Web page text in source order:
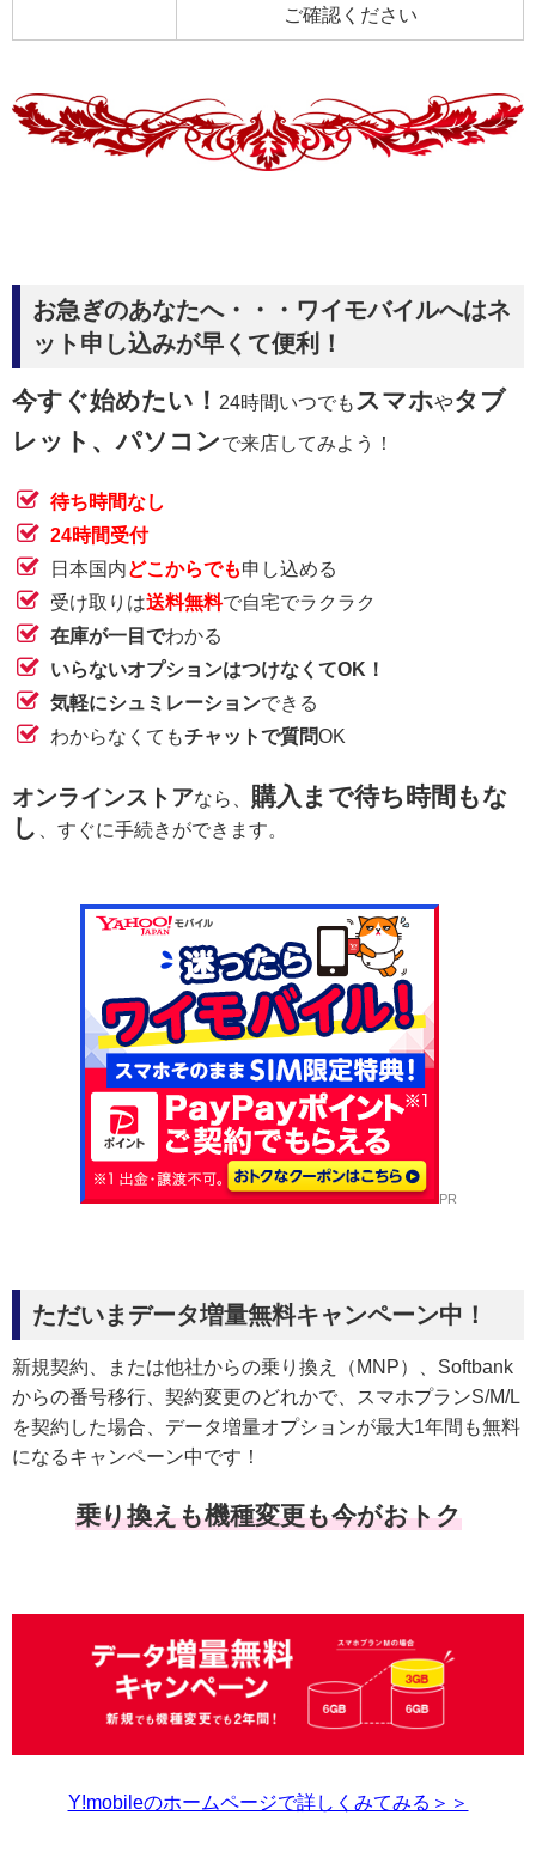
ご確認ください
お急ぎのあなたへ・・・ワイモバイルへはネ
ット申し込みが早くて便利！
今すぐ始めたい！ 24時間いつでもスマホやタブ
レット、パソコンで来店してみよう！
待ち時間なし
24時間受付
日本国内どこからでも申し込める
受け取りは送料無料で自宅でラクラク
在庫が一目でわかる
いらないオプションはつけなくてOK！
気軽にシュミレーションできる
わからなくてもチャットで質問OK
オンラインストアなら、 購入まで待ち時間もな
し
、すぐに手続きができます。
PR
ただいまデータ増量無料キャンペーン中！
新規契約、または他社からの乗り換え（MNP）、Softbank
からの番号移行、契約変更のどれかで、スマホプランS/M/L
を契約した場合、データ増量オプションが最大1年間も無料
になるキャンペーン中です！
乗り換えも機種変更も今がおトク
Y!mobileのホームページで詳しくみてみる＞＞